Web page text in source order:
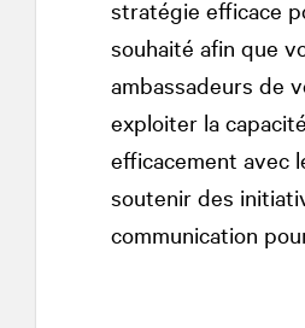
stratégie efficace
souhaité afin que
ambassadeurs de
exploiter la
efficacement avec
soutenir des
communication